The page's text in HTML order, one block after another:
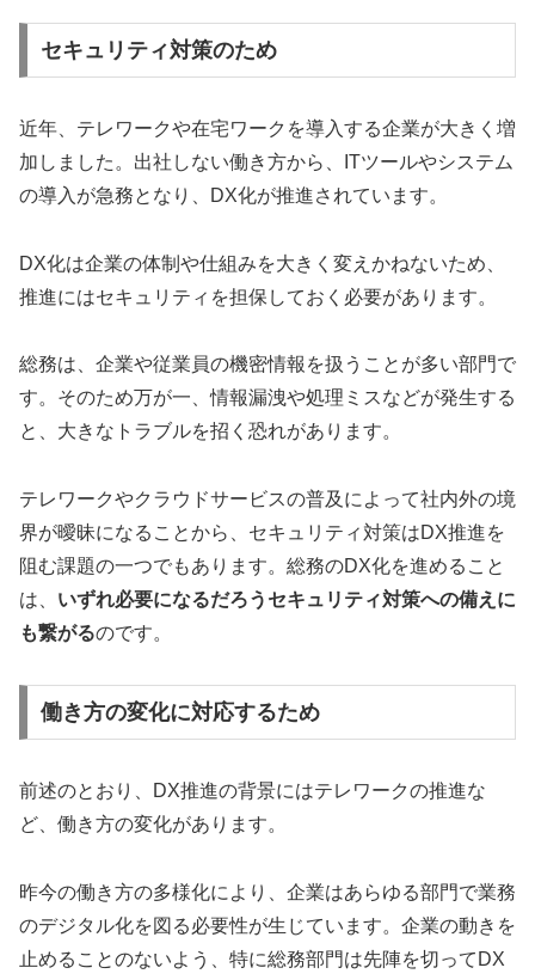
セキュリティ対策のため
近年、テレワークや在宅ワークを導入する企業が大きく増
加しました。出社しない働き方から、ITツールやシステム
の導入が急務となり、DX化が推進されています。
DX化は企業の体制や仕組みを大きく変えかねないため、
推進にはセキュリティを担保しておく必要があります。
総務は、企業や従業員の機密情報を扱うことが多い部門で
す。そのため万が一、情報漏洩や処理ミスなどが発生する
と、大きなトラブルを招く恐れがあります。
テレワークやクラウドサービスの普及によって社内外の境
界が曖昧になることから、セキュリティ対策はDX推進を
阻む課題の一つでもあります。総務のDX化を進めること
は、 いずれ必要になるだろうセキュリティ対策への備えに
も繋がるのです。
働き方の変化に対応するため
前述のとおり、DX推進の背景にはテレワークの推進な
ど、働き方の変化があります。
昨今の働き方の多様化により、企業はあらゆる部門で業務
のデジタル化を図る必要性が生じています。企業の動きを
止めることのないよう、特に総務部門は先陣を切ってDX